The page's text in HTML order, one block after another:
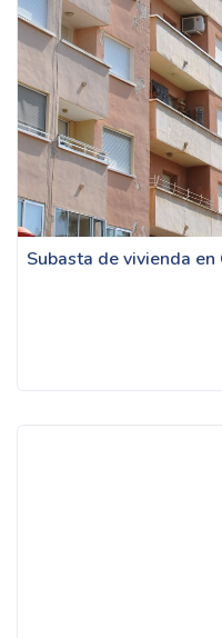
Subasta de vivienda en